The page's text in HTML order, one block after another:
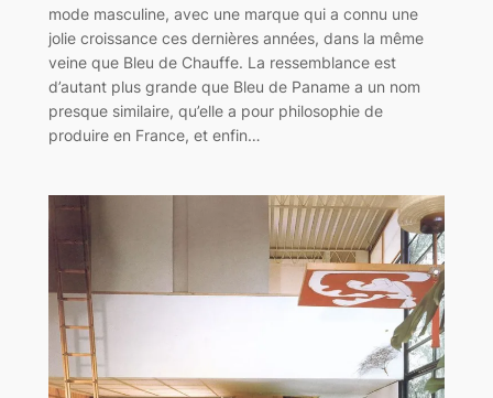
mode masculine, avec une marque qui a connu une
jolie croissance ces dernières années, dans la même
veine que Bleu de Chauffe. La ressemblance est
d’autant plus grande que Bleu de Paname a un nom
presque similaire, qu’elle a pour philosophie de
produire en France, et enfin…